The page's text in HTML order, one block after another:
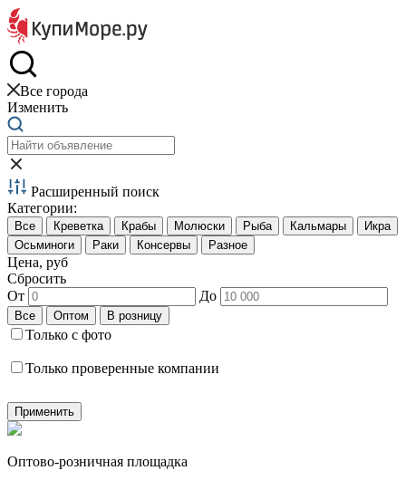
Все города
Изменить
Расширенный поиск
Категории:
Цена, руб
Сбросить
От
До
Только с фото
Только проверенные компании
Оптово-розничная площадка